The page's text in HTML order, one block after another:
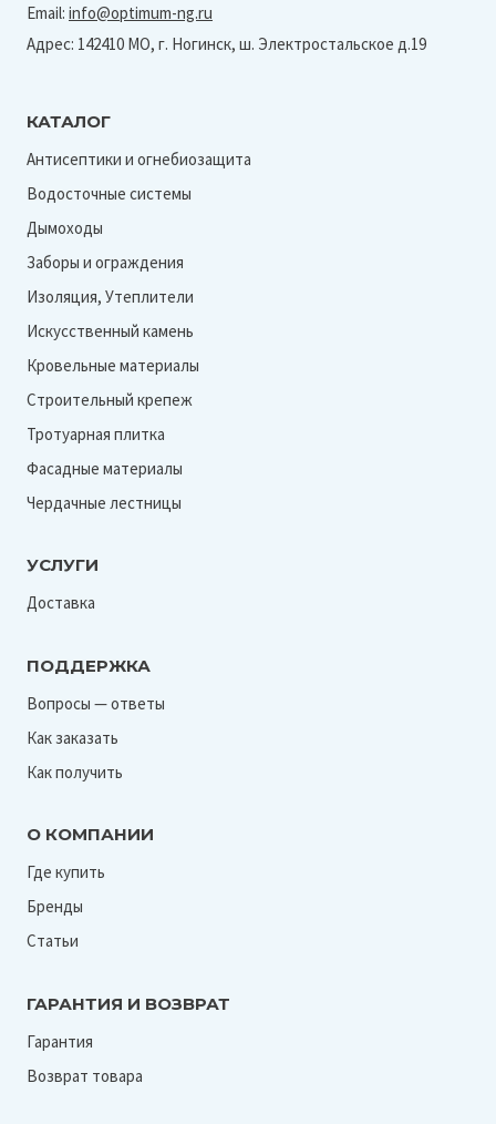
Email: info@optimum-ng.ru
Адрес: 142410 МО, г. Ногинск, ш. Электростальское д.19
КАТАЛОГ
Антисептики и огнебиозащита
Водосточные системы
Дымоходы
Заборы и ограждения
Изоляция, Утеплители
Искусственный камень
Кровельные материалы
Строительный крепеж
Тротуарная плитка
Фасадные материалы
Чердачные лестницы
УСЛУГИ
Доставка
ПОДДЕРЖКА
Вопросы — ответы
Как заказать
Как получить
О КОМПАНИИ
Где купить
Бренды
Статьи
ГАРАНТИЯ И ВОЗВРАТ
Гарантия
Возврат товара